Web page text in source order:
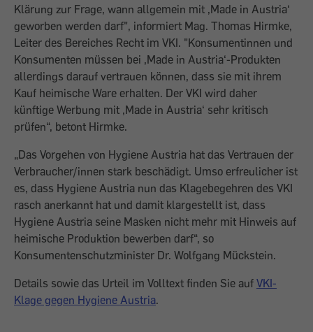
Klärung zur Frage, wann allgemein mit ,Made in Austria‘
geworben werden darf", informiert Mag. Thomas Hirmke,
Leiter des Bereiches Recht im VKI. "Konsumentinnen und
Konsumenten müssen bei ,Made in Austria‘-Produkten
allerdings darauf vertrauen können, dass sie mit ihrem
Kauf heimische Ware erhalten. Der VKI wird daher
künftige Werbung mit ,Made in Austria‘ sehr kritisch
prüfen“, betont Hirmke.
„Das Vorgehen von Hygiene Austria hat das Vertrauen der
Verbraucher/innen stark beschädigt. Umso erfreulicher ist
es, dass Hygiene Austria nun das Klagebegehren des VKI
rasch anerkannt hat und damit klargestellt ist, dass
Hygiene Austria seine Masken nicht mehr mit Hinweis auf
heimische Produktion bewerben darf“, so
Konsumentenschutzminister Dr. Wolfgang Mückstein.
Details sowie das Urteil im Volltext finden Sie auf VKI-
Klage gegen Hygiene Austria.